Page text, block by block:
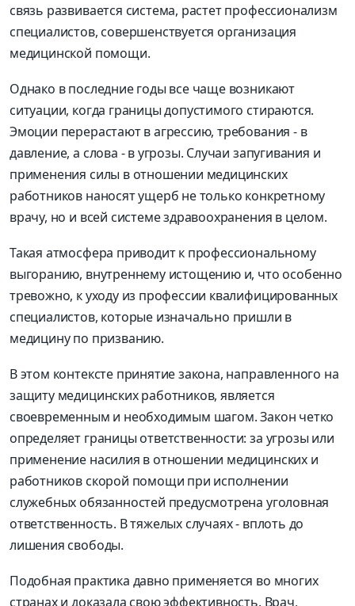
связь развивается система, растет профессионализм
специалистов, совершенствуется организация
медицинской помощи.
Однако в последние годы все чаще возникают
ситуации, когда границы допустимого стираются.
Эмоции перерастают в агрессию, требования - в
давление, а слова - в угрозы. Случаи запугивания и
применения силы в отношении медицинских
работников наносят ущерб не только конкретному
врачу, но и всей системе здравоохранения в целом.
Такая атмосфера приводит к профессиональному
выгоранию, внутреннему истощению и, что особенно
тревожно, к уходу из профессии квалифицированных
специалистов, которые изначально пришли в
медицину по призванию.
В этом контексте принятие закона, направленного на
защиту медицинских работников, является
своевременным и необходимым шагом. Закон четко
определяет границы ответственности: за угрозы или
применение насилия в отношении медицинских и
работников скорой помощи при исполнении
служебных обязанностей предусмотрена уголовная
ответственность. В тяжелых случаях - вплоть до
лишения свободы.
Подобная практика давно применяется во многих
странах и доказала свою эффективность. Врач,